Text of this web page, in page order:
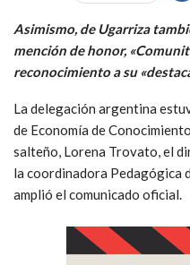
Asimismo, de Ugarriza
mención de honor,
reconocimiento a su
La delegación argentina
de Economía de
salteño, Lorena Trovato, el
la coordinadora Pedagógica
amplió el comunicado oficial.